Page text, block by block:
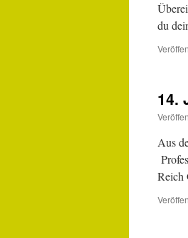
du
14.
Aus
Reich